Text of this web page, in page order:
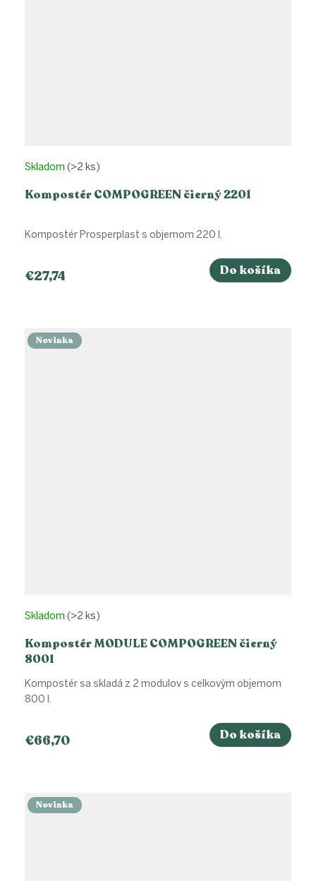
Kompostér COMPOGREEN čierný 220l
Skladom (>2 ks)
€27,74 Do košíka
Kompostér Prosperplast s objemom 220 l.
Novinka
Kompostér MODULE COMPOGREEN čierný
800l
Skladom (>2 ks)
€66,70 Do košíka
Kompostér sa skladá z 2 modulov s celkovým objemom
800 l.
Novinka